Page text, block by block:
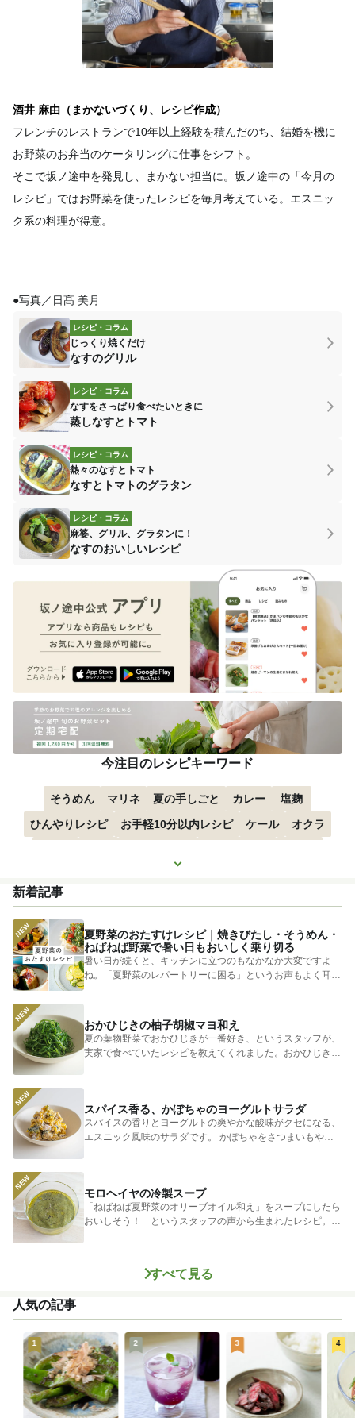
酒井 麻由（まかないづくり、レシピ作成）
フレンチのレストランで10年以上経験を積んだのち、結婚を機に
お野菜のお弁当のケータリングに仕事をシフト。
そこで坂ノ途中を発見し、まかない担当に。坂ノ途中の「今月の
レシピ」ではお野菜を使ったレシピを毎月考えている。エスニッ
ク系の料理が得意。
●写真／日髙 美月
レシピ・コラム
じっくり焼くだけ
なすのグリル
レシピ・コラム
なすをさっぱり食べたいときに
蒸しなすとトマト
レシピ・コラム
熱々のなすとトマト
なすとトマトのグラタン
レシピ・コラム
麻婆、グリル、グラタンに！
なすのおいしいレシピ
今注目のレシピキーワード
そうめん マリネ 夏の手しごと カレー
塩麹
ひんやりレシピ
お手軽10分以内レシピ ケール
オクラ
もっと見る
新着記事
夏野菜のおたすけレシピ｜焼きびたし・そうめん・
ねばねば野菜で暑い日もおいしく乗り切る
暑い日が続くと、キッチンに立つのもなかなか大変ですよ
ね。「夏野菜のレパートリーに困る」というお声もよく耳に
します。 そ...
おかひじきの柚子胡椒マヨ和え
夏の葉物野菜でおかひじきが一番好き、というスタッフが、
実家で食べていたレシピを教えてくれました。おかひじきの
スパイス香る、かぼちゃのヨーグルトサラダ
スパイスの香りとヨーグルトの爽やかな酸味がクセになる、
エスニック風味のサラダです。 かぼちゃをさつまいもやじ
モロヘイヤの冷製スープ
「ねばねば夏野菜のオリーブオイル和え」をスープにしたら
おいしそう！ というスタッフの声から生まれたレシピ。つ
すべて見る
人気の記事
1 2 3 4